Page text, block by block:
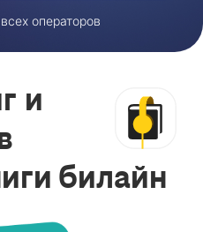
операторов
и
билайн